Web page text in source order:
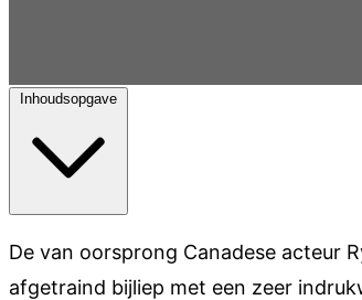
Inhoudsopgave
De van oorsprong Canadese acteur
afgetraind bijliep met een zeer